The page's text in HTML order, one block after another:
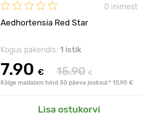
0 inimest
Aedhortensia Red Star
Kogus pakendis: 1 istik
7.90 € 15.90 €
Kõige madalam hind 30 päeva jooksul:* 15.90 €
Lisa ostukorvi